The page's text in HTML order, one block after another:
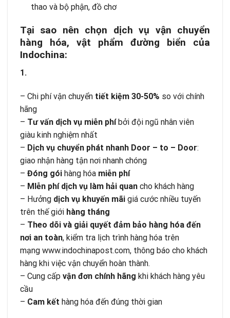
thao và bộ phận, đồ chơ
Tại sao nên chọn dịch vụ vận chuyển
hàng hóa, vật phẩm đường biển của
Indochina:
1.
– Chi phí vận chuyển tiết kiệm 30-50% so với chính
hãng
– Tư vấn dịch vụ miễn phíbởi đội ngũ nhân viên
giàu kinh nghiệm nhất
– Dịch vụ chuyển phát nhanh Door – to – Door:
giao nhận hàng tận nơi nhanh chóng
– Đóng gói hàng hóa miễn phí
– MIễn phí dịch vụ làm hải quan cho khách hàng
– Hưởng dịch vụ khuyến mãi giá cước nhiều tuyến
trên thế giới hàng tháng
– Theo dõi và giải quyết đảm bảo hàng hóa đến
nơi an toàn, kiểm tra lịch trình hàng hóa trên
mạng www.indochinapost.com, thông báo cho khách
hàng khi việc vận chuyển hoàn thành.
– Cung cấp vận đơn chính hãng khi khách hàng yêu
cầu
– Cam kết hàng hóa đến đúng thời gian